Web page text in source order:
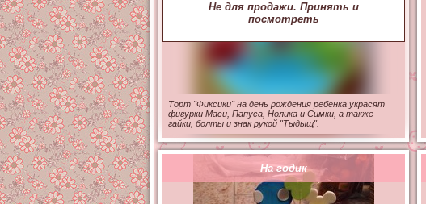
Не для продажи. Принять и
посмотреть
Торт "Фиксики" на день рождения ребенка украсят
фигурки Маси, Папуса, Нолика и Симки, а также
гайки, болты и знак рукой "Тыдыщ".
На годик